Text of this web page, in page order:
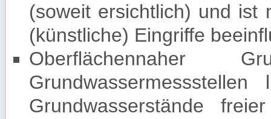
(soweit ersichtlich) und ist
(künstliche) Eingriffe
Oberflächennaher
Grundwasserstände